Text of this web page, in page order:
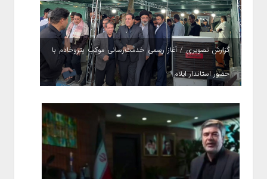
گزارش تصویری / آغاز رسمی خدمت‌رسانی موکب پتروخادم با
حضور استاندار ایلام